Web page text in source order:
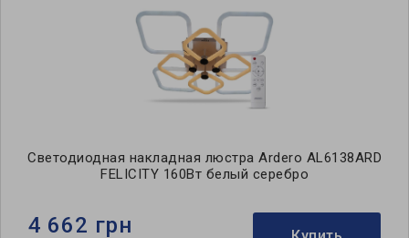
Светодиодная накладная люстра Ardero AL6138ARD
FELICITY 160Вт белый серебро
4 662 грн